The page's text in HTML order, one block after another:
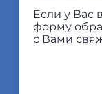
Если у Вас
форму
с Вами